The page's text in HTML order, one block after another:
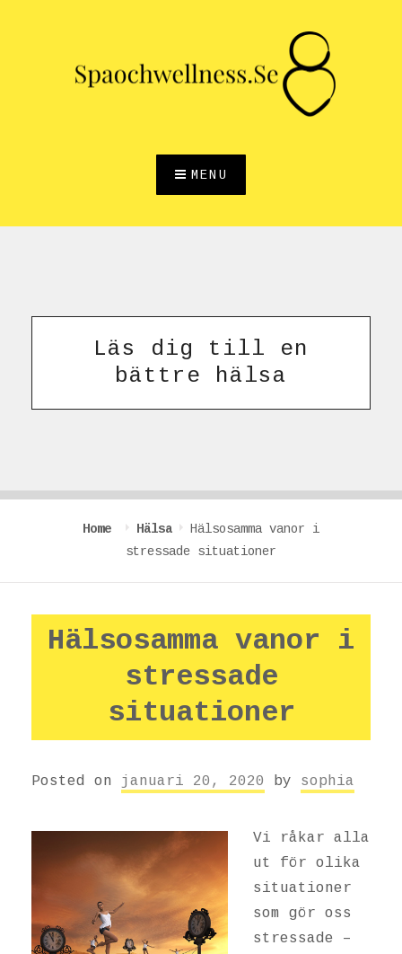
MENU
Läs dig till en
bättre hälsa
Home Hälsa
Hälsosamma vanor i
stressade situationer
Hälsosamma vanor i
stressade
situationer
Posted on januari 20, 2020 by sophia
Vi råkar alla
ut för olika
situationer
som gör oss
stressade –